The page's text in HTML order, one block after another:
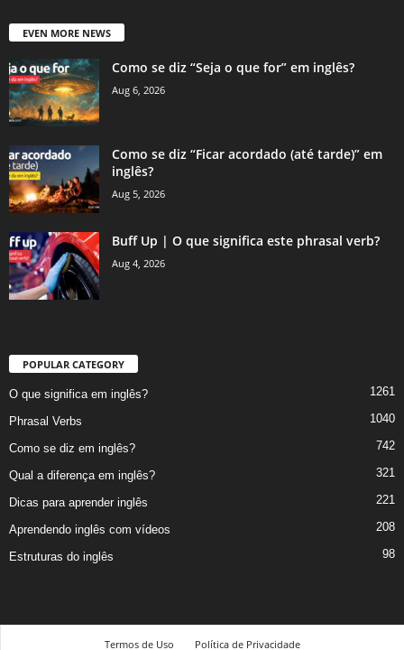
EVEN MORE NEWS
Como se diz “Seja o que for” em inglês?
Aug 6, 2026
Como se diz “Ficar acordado (até tarde)” em
inglês?
Aug 5, 2026
Buff Up | O que significa este phrasal verb?
Aug 4, 2026
POPULAR CATEGORY
O que significa em inglês? 1261
Phrasal Verbs 1040
Como se diz em inglês? 742
Qual a diferença em inglês? 321
Dicas para aprender inglês 221
Aprendendo inglês com vídeos 208
Estruturas do inglês 98
Termos de Uso Política de Privacidade